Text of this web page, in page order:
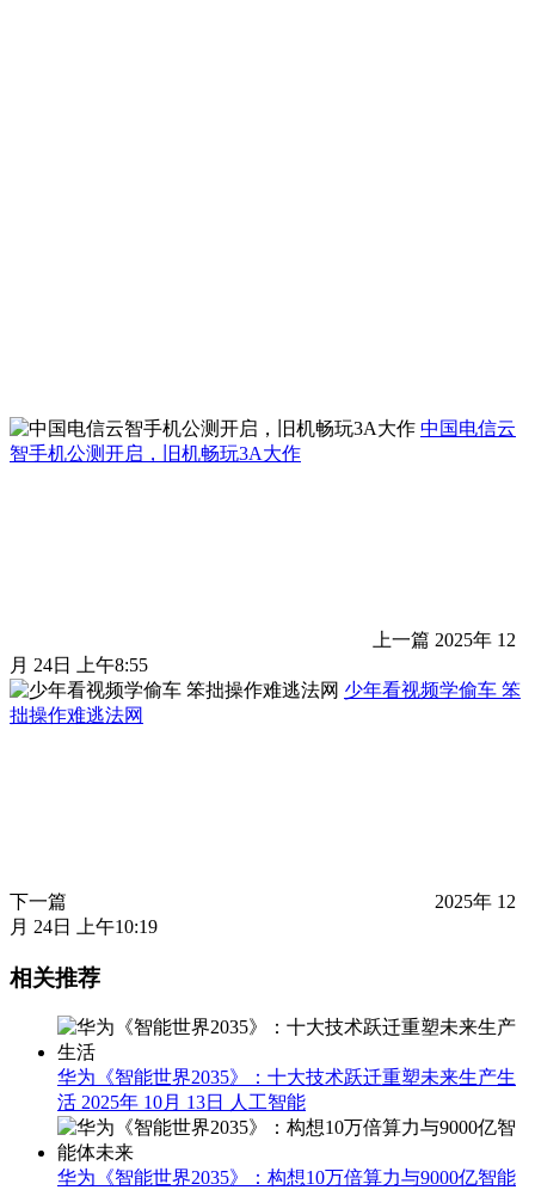
中国电信云
智手机公测开启，旧机畅玩3A大作
上一篇 2025年 12
月 24日 上午8:55
少年看视频学偷车 笨
拙操作难逃法网
下一篇
2025年 12
月 24日 上午10:19
相关推荐
华为《智能世界2035》：十大技术跃迁重塑未来生产生
活 2025年 10月 13日 人工智能
华为《智能世界2035》：构想10万倍算力与9000亿智能